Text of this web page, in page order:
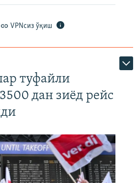
VPNсиз ўқиш
туфайли
дан зиёд рейс